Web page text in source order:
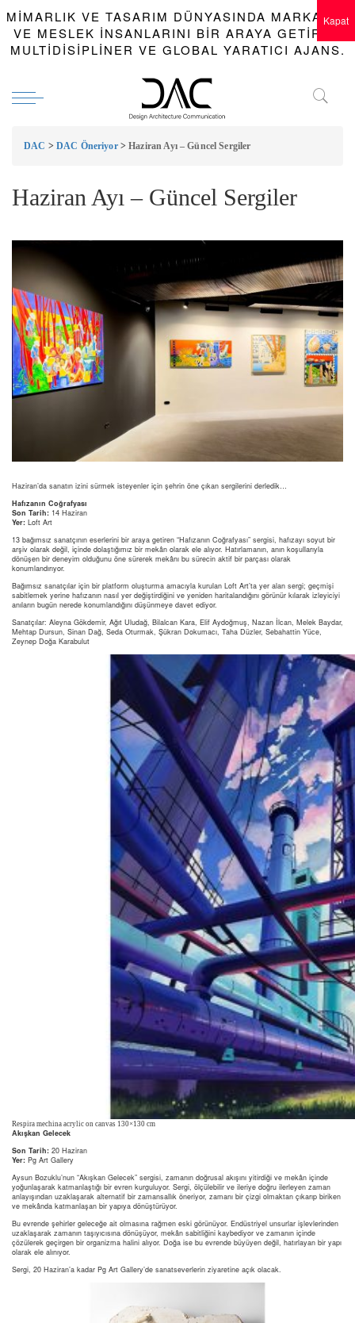
MIMARLIK VE TASARIM DÜNYASINDA MARKALAR
VE MESLEK INSANLARINI BIR ARAYA GETIREN
MULTIDISIPLINER VE GLOBAL YARATICI AJANS.
DAC > DAC Öneriyor>Haziran Ayı – Güncel Sergiler
Haziran Ayı – Güncel Sergiler
Haziran’da sanatın izini sürmek isteyenler için şehrin öne çıkan sergilerini derledik…
Hafızanın Coğrafyası
Son Tarih: 14 Haziran
Yer: Loft Art
13 bağımsız sanatçının eserlerini bir araya getiren “Hafızanın Coğrafyası” sergisi, hafızayı soyut bir
arşiv olarak değil, içinde dolaştığımız bir mekân olarak ele alıyor. Hatırlamanın, anın koşullarıyla
dönüşen bir deneyim olduğunu öne sürerek mekânı bu sürecin aktif bir parçası olarak
konumlandırıyor.
Bağımsız sanatçılar için bir platform oluşturma amacıyla kurulan Loft Art’ta yer alan sergi; geçmişi
sabitlemek yerine hafızanın nasıl yer değiştirdiğini ve yeniden haritalandığını görünür kılarak izleyiciyi
anıların bugün nerede konumlandığını düşünmeye davet ediyor.
Sanatçılar: Aleyna Gökdemir, Ağıt Uludağ, Bilalcan Kara, Elif Aydoğmuş, Nazan İlcan, Melek Baydar,
Mehtap Dursun, Sinan Dağ, Seda Oturmak, Şükran Dokumacı, Taha Düzler, Sebahattin Yüce,
Zeynep Doğa Karabulut
Respira mechina acrylic on canvas 130×130 cm
Akışkan Gelecek
Son Tarih: 20 Haziran
Yer: Pg Art Gallery
Aysun Bozuklu’nun “Akışkan Gelecek” sergisi, zamanın doğrusal akışını yitirdiği ve mekân içinde
yoğunlaşarak katmanlaştığı bir evren kurguluyor. Sergi, ölçülebilir ve ileriye doğru ilerleyen zaman
anlayışından uzaklaşarak alternatif bir zamansallık öneriyor, zamanı bir çizgi olmaktan çıkarıp biriken
ve mekânda katmanlaşan bir yapıya dönüştürüyor.
Bu evrende şehirler geleceğe ait olmasına rağmen eski görünüyor. Endüstriyel unsurlar işlevlerinden
uzaklaşarak zamanın taşıyıcısına dönüşüyor, mekân sabitliğini kaybediyor ve zamanın içinde
çözülerek geçirgen bir organizma halini alıyor. Doğa ise bu evrende büyüyen değil, hatırlayan bir yapı
olarak ele alınıyor.
Sergi, 20 Haziran’a kadar Pg Art Gallery’de sanatseverlerin ziyaretine açık olacak.
Kapat